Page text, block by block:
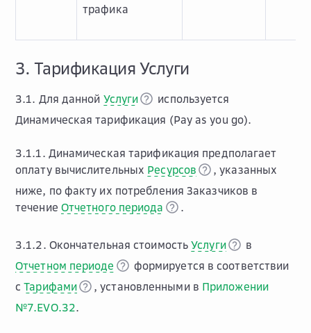
трафика
3. Тарификация Услуги
3.1. Для данной Услуги
используется
Динамическая тарификация (Pay as you go).
3.1.1. Динамическая тарификация предполагает
оплату вычислительных Ресурсов
, указанных
ниже, по факту их потребления Заказчиков в
течение Отчетного периода .
3.1.2. Окончательная стоимостьУслуги
в
Отчетном периоде
формируется в соответствии
сТарифами , установленными в Приложении
№7.EVO.32.